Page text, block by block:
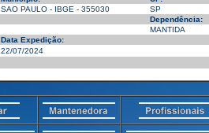
SAO PAULO - IBGE - 355030
SP
Dependência:
MANTIDA
Data Expedição:
22/07/2024